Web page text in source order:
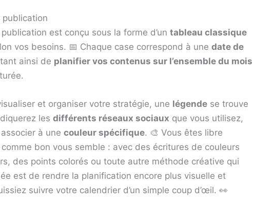
publication
est conçu sous la forme d’un tableau classique
vos besoins. 📅 Chaque case correspond à une date de
ainsi de planifier vos contenus sur l’ensemble du mois
et organiser votre stratégie, une légende se trouve
les différents réseaux sociaux que vous utilisez,
à une couleur spécifique. 🎨 Vous êtes libre
bon vous semble : avec des écritures de couleurs
des points colorés ou toute autre méthode créative qui
est de rendre la planification encore plus visuelle et
suivre votre calendrier d’un simple coup d’œil. 👀